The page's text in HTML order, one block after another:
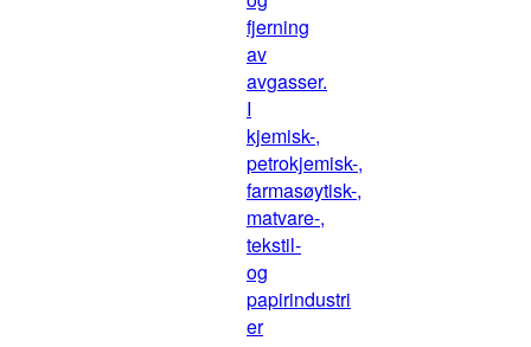
fjerning
av
avgasser.
I
kjemisk-,
petrokjemisk-,
farmasøytisk-,
matvare-,
tekstil-
og
papirindustri
er